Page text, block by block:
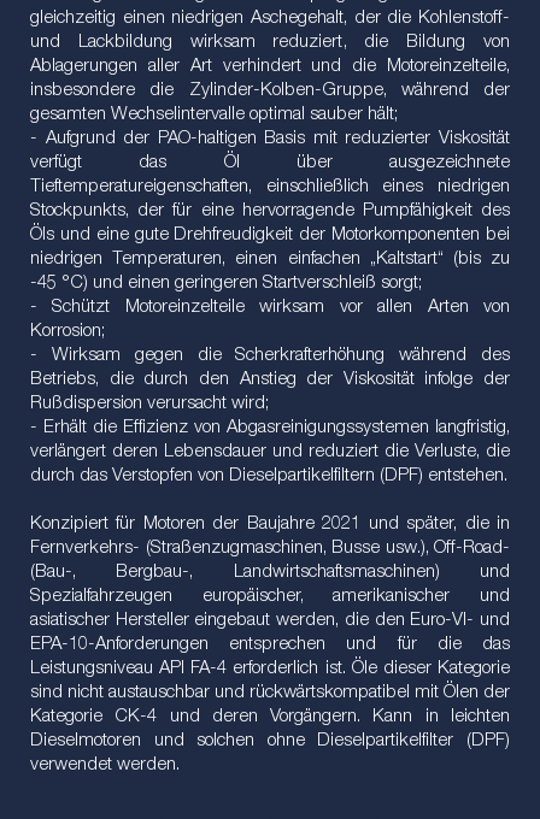
gleichzeitig einen niedrigen Aschegehalt, der die Kohlenstoff-
und Lackbildung wirksam reduziert, die Bildung von
Ablagerungen aller Art verhindert und die Motoreinzelteile,
insbesondere die Zylinder-Kolben-Gruppe, während der
gesamten Wechselintervalle optimal sauber hält;
- Aufgrund der PAO-haltigen Basis mit reduzierter Viskosität
verfügt das Öl über ausgezeichnete
Tieftemperatureigenschaften, einschließlich eines niedrigen
Stockpunkts, der für eine hervorragende Pumpfähigkeit des
Öls und eine gute Drehfreudigkeit der Motorkomponenten bei
niedrigen Temperaturen, einen einfachen „Kaltstart“ (bis zu
-45 °C) und einen geringeren Startverschleiß sorgt;
- Schützt Motoreinzelteile wirksam vor allen Arten von
Korrosion;
- Wirksam gegen die Scherkrafterhöhung während des
Betriebs, die durch den Anstieg der Viskosität infolge der
Rußdispersion verursacht wird;
- Erhält die Effizienz von Abgasreinigungssystemen langfristig,
verlängert deren Lebensdauer und reduziert die Verluste, die
durch das Verstopfen von Dieselpartikelfiltern (DPF) entstehen.
Konzipiert für Motoren der Baujahre 2021 und später, die in
Fernverkehrs- (Straßenzugmaschinen, Busse usw.), Off-Road-
(Bau-, Bergbau-, Landwirtschaftsmaschinen) und
Spezialfahrzeugen europäischer, amerikanischer und
asiatischer Hersteller eingebaut werden, die den Euro-VI- und
EPA-10-Anforderungen entsprechen und für die das
Leistungsniveau API FA-4 erforderlich ist. Öle dieser Kategorie
sind nicht austauschbar und rückwärtskompatibel mit Ölen der
Kategorie CK-4 und deren Vorgängern. Kann in leichten
Dieselmotoren und solchen ohne Dieselpartikelfilter (DPF)
verwendet werden.